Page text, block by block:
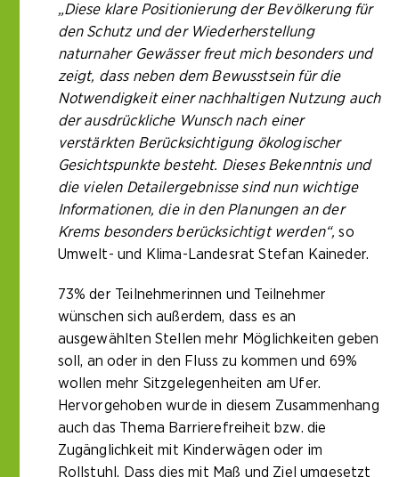
„Diese klare Positionierung der Bevölkerung für
den Schutz und der Wiederherstellung
naturnaher Gewässer freut mich besonders und
zeigt, dass neben dem Bewusstsein für die
Notwendigkeit einer nachhaltigen Nutzung auch
der ausdrückliche Wunsch nach einer
verstärkten Berücksichtigung ökologischer
Gesichtspunkte besteht. Dieses Bekenntnis und
die vielen Detailergebnisse sind nun wichtige
Informationen, die in den Planungen an der
Krems besonders berücksichtigt werden“, so
Umwelt- und Klima-Landesrat Stefan Kaineder.
73% der Teilnehmerinnen und Teilnehmer
wünschen sich außerdem, dass es an
ausgewählten Stellen mehr Möglichkeiten geben
soll, an oder in den Fluss zu kommen und 69%
wollen mehr Sitzgelegenheiten am Ufer.
Hervorgehoben wurde in diesem Zusammenhang
auch das Thema Barrierefreiheit bzw. die
Zugänglichkeit mit Kinderwägen oder im
Rollstuhl. Dass dies mit Maß und Ziel umgesetzt